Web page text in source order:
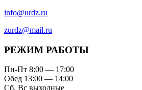
info@urdz.ru
zurdz@mail.ru
РЕЖИМ РАБОТЫ
Пн-Пт 8:00 — 17:00
Обед 13:00 — 14:00
Сб, Вс выходные